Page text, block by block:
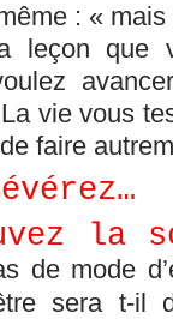
: «
leçon que
vie vous
faire
la
de mode
sera t-il